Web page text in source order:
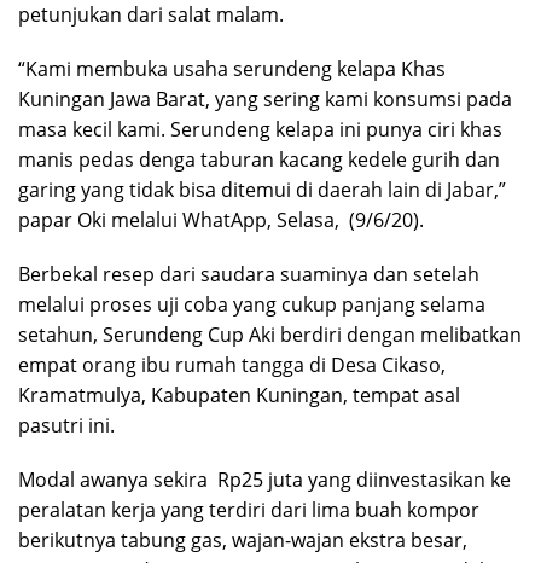
petunjukan dari salat malam.
“Kami membuka usaha serundeng kelapa Khas
Kuningan Jawa Barat, yang sering kami konsumsi pada
masa kecil kami. Serundeng kelapa ini punya ciri khas
manis pedas denga taburan kacang kedele gurih dan
garing yang tidak bisa ditemui di daerah lain di Jabar,”
papar Oki melalui WhatApp, Selasa, (9/6/20).
Berbekal resep dari saudara suaminya dan setelah
melalui proses uji coba yang cukup panjang selama
setahun, Serundeng Cup Aki berdiri dengan melibatkan
empat orang ibu rumah tangga di Desa Cikaso,
Kramatmulya, Kabupaten Kuningan, tempat asal
pasutri ini.
Modal awanya sekira Rp25 juta yang diinvestasikan ke
peralatan kerja yang terdiri dari lima buah kompor
berikutnya tabung gas, wajan-wajan ekstra besar,